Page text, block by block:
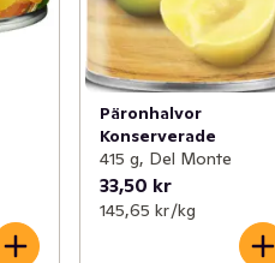
Päronhalvor
Konserverade
415 g, Del Monte
33,50 kr
145,65 kr /kg